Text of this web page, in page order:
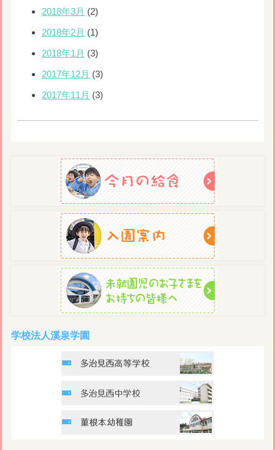
2018年3月 (2)
2018年2月 (1)
2018年1月 (3)
2017年12月 (3)
2017年11月 (3)
学校法人溪泉学園